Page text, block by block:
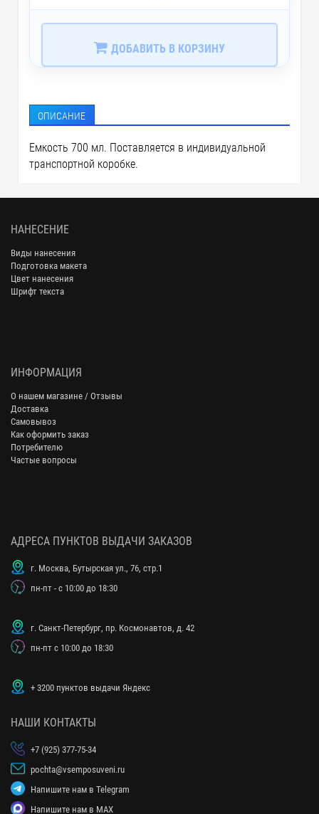
ДОБАВИТЬ В КОРЗИНУ
ОПИСАНИЕ
Емкость 700 мл. Поставляется в индивидуальной
транспортной коробке.
НАНЕСЕНИЕ
Виды нанесения
Подготовка макета
Цвет нанесения
Шрифт текста
ИНФОРМАЦИЯ
О нашем магазине / Отзывы
Доставка
Самовывоз
Как оформить заказ
Потребителю
Частые вопросы
АДРЕСА ПУНКТОВ ВЫДАЧИ ЗАКАЗОВ
г. Москва, Бутырская ул., 76, стр.1
пн-пт - с 10:00 до 18:30
г. Санкт-Петербург, пр. Космонавтов, д. 42
пн-пт с 10:00 до 18:30
+ 3200 пунктов выдачи Яндекс
НАШИ КОНТАКТЫ
+7 (925) 377-75-34
pochta@vsemposuveni.ru
Напишите нам в Telegram
Напишите нам в MAX